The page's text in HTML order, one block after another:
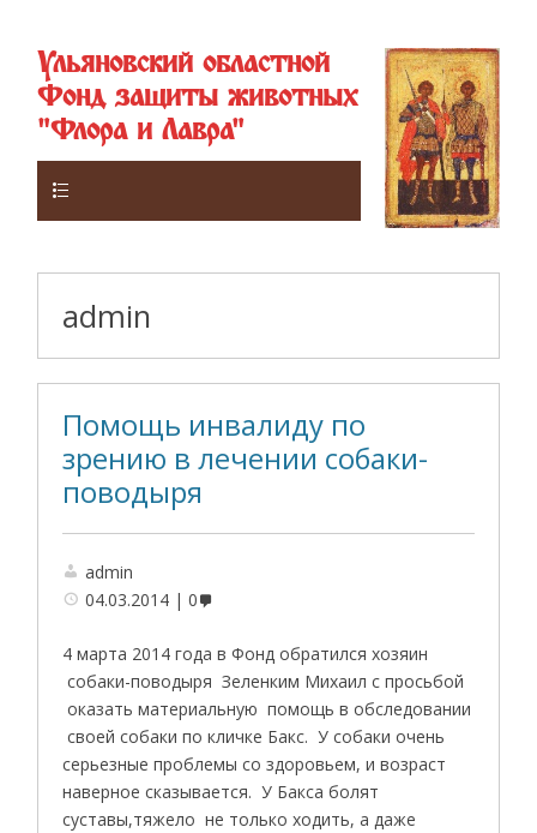
Ульяновский областной
Фонд защиты животных
"Флора и Лавра"
admin
Помощь инвалиду по
зрению в лечении собаки-
поводыря
admin
04.03.2014
0
4 марта 2014 года в Фонд обратился хозяин
собаки-поводыря Зеленким Михаил с просьбой
оказать материальную помощь в обследовании
своей собаки по кличке Бакс. У собаки очень
серьезные проблемы со здоровьем, и возраст
наверное сказывается. У Бакса болят
суставы,тяжело не только ходить, а даже